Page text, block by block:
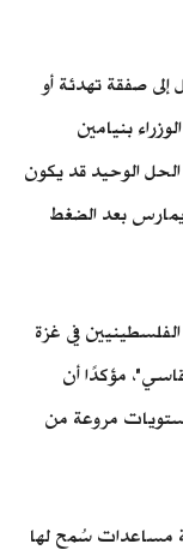
صفقة تهدئة أو
بنيامين
الوحيد قد يكون
يمارس بعد الضغط
الفلسطينيين في غزة
مؤكدًا أن
مروعة من
أن من بين نحو 400 شاحنة مساعدات سُمح لها